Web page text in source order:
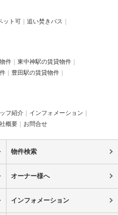
ット可
追い焚きバス
件
東中神駅の賃貸物件
豊田駅の賃貸物件
フ紹介
インフォメーション
概要 お問合せ
物件検索
オーナー様へ
インフォメーション